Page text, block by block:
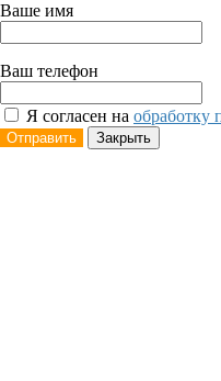
Ваше имя
Ваш телефон
Я согласен на обработку
Отправить Закрыть